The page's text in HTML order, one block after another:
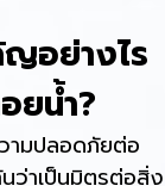
อย่างไร
ยน้ำ?
มปลอดภัยต่อ
ว่าเป็นมิตรต่อสิ่ง